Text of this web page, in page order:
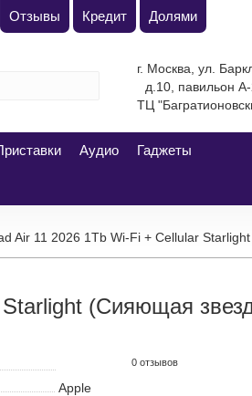
Отзывы Кредит Долями
г. Москва, ул.
д.10, павильон А-23.
Аудио Гаджеты
Air 11 2026 1Tb Wi-Fi + Cellular Starlight
(Сияющая
0 отзывов
Apple